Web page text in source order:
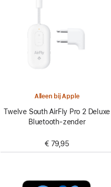
Alleen bij Apple
Twelve South AirFly Pro 2 Deluxe
Bluetooth-zender
€ 79,95